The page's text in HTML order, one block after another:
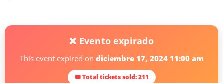
❌ Evento expirado
This event expired on diciembre 17, 2024 11:00 am
🎟 Total tickets sold: 211